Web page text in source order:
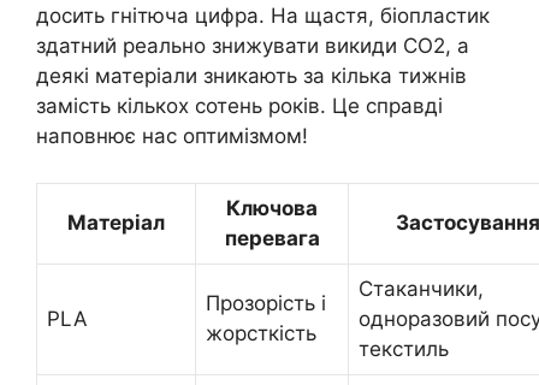
досить гнітюча цифра. На щастя, біопластик
здатний реально знижувати викиди CO2, а
деякі матеріали зникають за кілька тижнів
замість кількох сотень років. Це справді
наповнює нас оптимізмом!
Матеріал
Ключова
перевага
Застосування
PLA
Прозорість і
жорсткість
Стаканчики,
одноразовий
текстиль